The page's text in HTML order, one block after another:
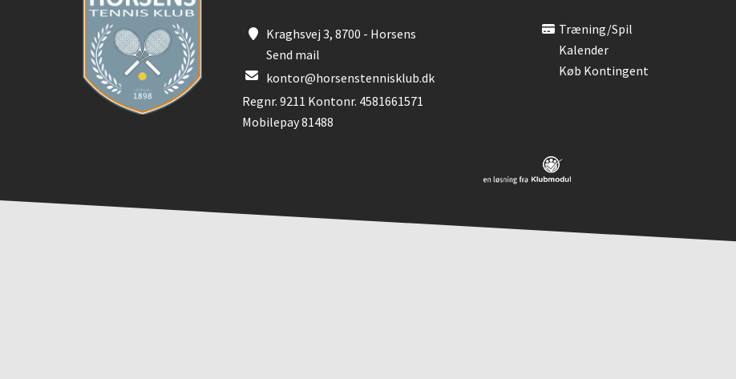
Kraghsvej 3, 8700 - Horsens
Send mail
kontor@horsenstennisklub.dk
Regnr. 9211 Kontonr. 4581661571
Mobilepay 81488
Træning/spil
Kalender
Køb Kontingent